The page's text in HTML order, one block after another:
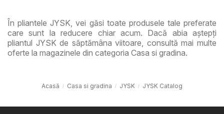
În pliantele JYSK, vei găsi toate produsele tale preferate
care sunt la reducere chiar acum. Dacă abia aștepți
pliantul JYSK de săptămâna viitoare, consultă mai multe
oferte la magazinele din categoria Casa si gradina.
Acasă Casa si gradina JYSK JYSK Catalog